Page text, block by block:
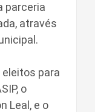
parceria
através
eleitos para
o
Leal, e o